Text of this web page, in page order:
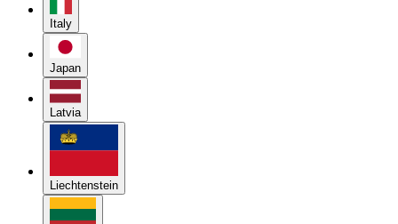
Italy
Japan
Latvia
Liechtenstein